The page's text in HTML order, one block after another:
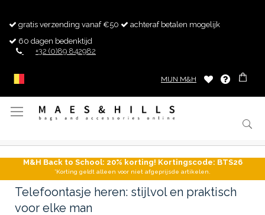
gratis verzending vanaf €50
achteraf betalen mogelijk
60 dagen bedenktijd
+32 (0)89 842982
MIJN M&H
Toggle
M&H Back to School: 20% korting! Kortingscode: BTS26
*Korting geldt alleen voor niet afgeprijsde artikelen.
Telefoontasje heren: stijlvol en praktisch
voor elke man